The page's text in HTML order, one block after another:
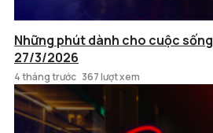
Những phút dành cho cuộc
27/3/2026
4 tháng trước 367 lượt xem